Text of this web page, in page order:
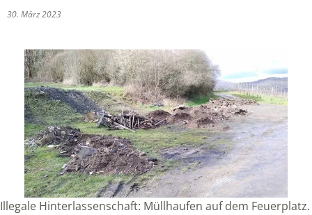
30. März 2023
Illegale Hinterlassenschaft: Müllhaufen auf dem Feuerplatz.